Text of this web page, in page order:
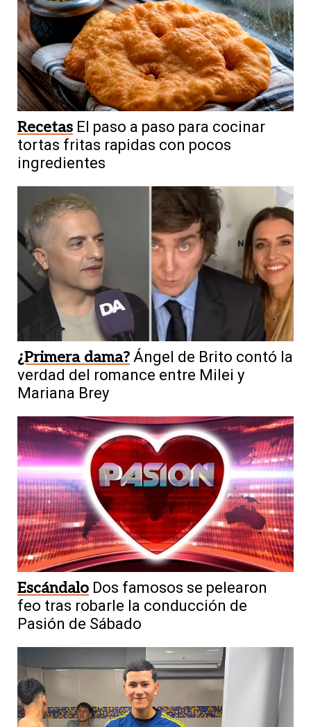
Recetas El paso a paso para cocinar
tortas fritas rapidas con pocos
ingredientes
¿Primera dama? Ángel de Brito contó la
verdad del romance entre Milei y
Mariana Brey
Escándalo Dos famosos se pelearon
feo tras robarle la conducción de
Pasión de Sábado